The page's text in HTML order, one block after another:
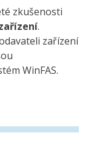
zkušenosti
.
zařízení
WinFAS.